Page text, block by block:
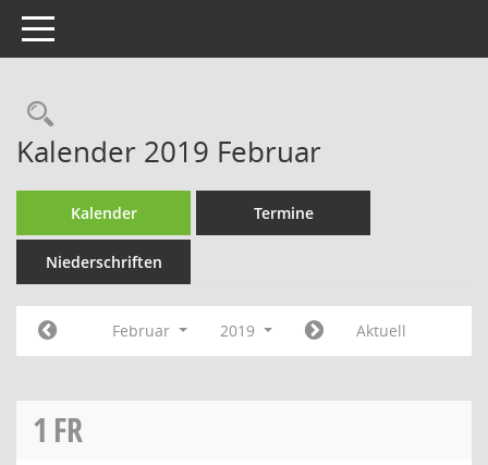
Toggle navigation
Rechercheauswahl
Kalender 2019 Februar
Kalender Termine
Niederschriften
Februar 2019 Aktuell
1 FR